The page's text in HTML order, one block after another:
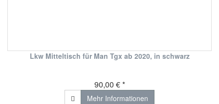
Lkw Mitteltisch für Man Tgx ab 2020, in schwarz
90,00 € *
Mehr Informationen